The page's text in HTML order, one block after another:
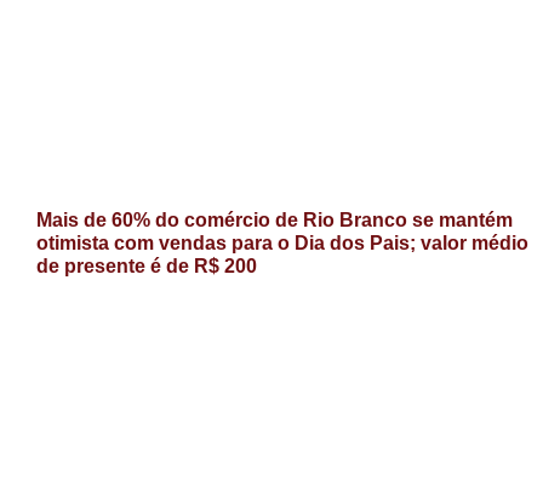
Mais de 60% do comércio de Rio Branco se mantém
otimista com vendas para o Dia dos Pais; valor médio
de presente é de R$ 200